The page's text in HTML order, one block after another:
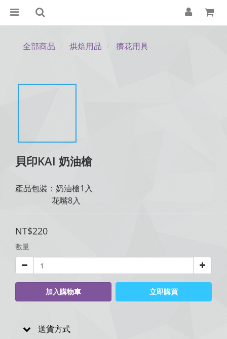
全部商品 烘焙用品 擠花用具
貝印KAI 奶油槍
產品包裝：奶油槍1入
                  花嘴8入
NT$220
數量
加入購物車 立即購買
送貨方式